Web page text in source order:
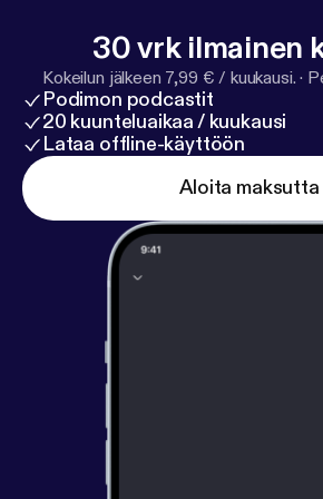
30 vrk ilmainen
Kokeilun jälkeen 7,99 € / kuukausi. ·
Podimon podcastit
20 kuunteluaikaa / kuukausi
Lataa offline-käyttöön
Aloita maksutta